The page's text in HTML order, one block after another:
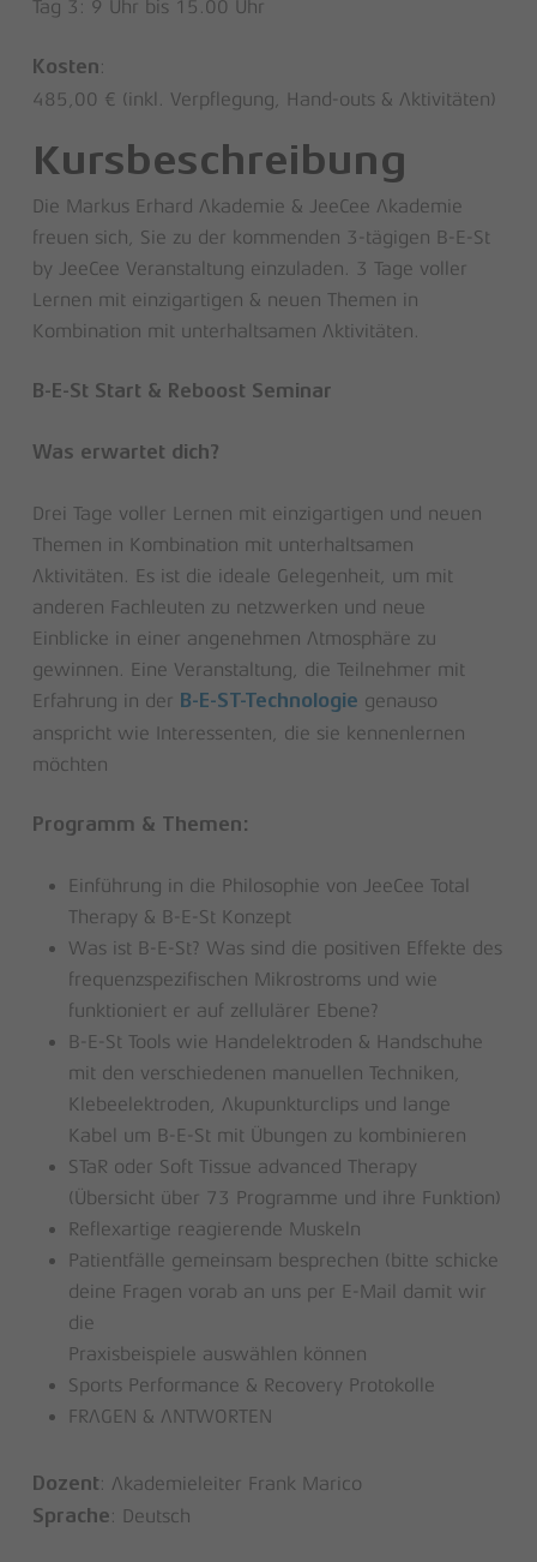
Tag 3: 9 Uhr bis 15.00 Uhr
Kosten:
485,00 € (inkl. Verpflegung, Hand-outs & Aktivitäten)
Kursbeschreibung
Die Markus Erhard Akademie & JeeCee Akademie
freuen sich, Sie zu der kommenden 3-tägigen B-E-St
by JeeCee Veranstaltung einzuladen. 3 Tage voller
Lernen mit einzigartigen & neuen Themen in
Kombination mit unterhaltsamen Aktivitäten.
B-E-St Start & Reboost Seminar
Was erwartet dich?
Drei Tage voller Lernen mit einzigartigen und neuen
Themen in Kombination mit unterhaltsamen
Aktivitäten. Es ist die ideale Gelegenheit, um mit
anderen Fachleuten zu netzwerken und neue
Einblicke in einer angenehmen Atmosphäre zu
gewinnen. Eine Veranstaltung, die Teilnehmer mit
Erfahrung in der
B-E-ST-Technologie genauso
anspricht wie Interessenten, die sie kennenlernen
möchten
Programm & Themen:
Einführung in die Philosophie von JeeCee Total
Therapy & B-E-St Konzept
Was ist B-E-St? Was sind die positiven Effekte des
frequenzspezifischen Mikrostroms und wie
funktioniert er auf zellulärer Ebene?
B-E-St Tools wie Handelektroden & Handschuhe
mit den verschiedenen manuellen Techniken,
Klebeelektroden, Akupunkturclips und lange
Kabel um B-E-St mit Übungen zu kombinieren
STaR oder Soft Tissue advanced Therapy
(Übersicht über 73 Programme und ihre Funktion)
Reflexartige reagierende Muskeln
Patientfälle gemeinsam besprechen (bitte schicke
deine Fragen vorab an uns per E-Mail damit wir
die
Praxisbeispiele auswählen können
Sports Performance & Recovery Protokolle
FRAGEN & ANTWORTEN
Dozent: Akademieleiter Frank Marico
Sprache: Deutsch